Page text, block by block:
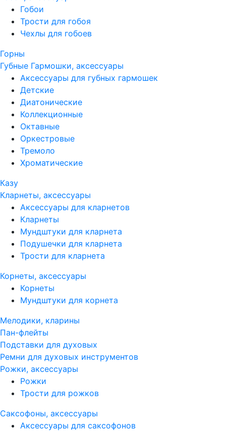
Гобои
Трости для гобоя
Чехлы для гобоев
Горны
Губные Гармошки, аксессуары
Аксессуары для губных гармошек
Детские
Диатонические
Коллекционные
Октавные
Оркестровые
Тремоло
Хроматические
Казу
Кларнеты, аксессуары
Аксессуары для кларнетов
Кларнеты
Мундштуки для кларнета
Подушечки для кларнета
Трости для кларнета
Корнеты, аксессуары
Корнеты
Мундштуки для корнета
Мелодики, кларины
Пан-флейты
Подставки для духовых
Ремни для духовых инструментов
Рожки, аксессуары
Рожки
Трости для рожков
Саксофоны, аксессуары
Аксессуары для саксофонов